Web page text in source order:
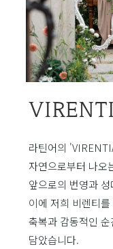
라틴어의
자연으로부터 나오
앞으로의 번영과
이에 저희 비렌티
축복과 감동적인
담았습니다.